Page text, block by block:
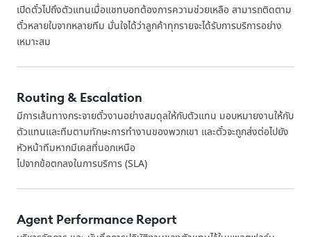
เปิดตั๋วไปถึงตัวแทนเมื่อแชทบอทต้องการความช่วยเหลือ สามารถติดตาม
ตั๋วหลายใบจากหลายทีม มั่นใจได้ว่าลูกค้าทุกรายจะได้รับการบริการอย่าง
เหมาะสม
Routing & Escalation
มีการเส้นทางกระจายตั๋วงานอย่างสมดุลให้กับตัวแทน มอบหมายงานให้กับ
ตัวแทนและทีมตามทักษะการทำงานของพวกเขา และตั๋วจะถูกส่งต่อไปยัง
หัวหน้าทีมหากมีเคสที่นอกเหนือ
ไปจากข้อตกลงในการบริการ (SLA)
Agent Performance Report